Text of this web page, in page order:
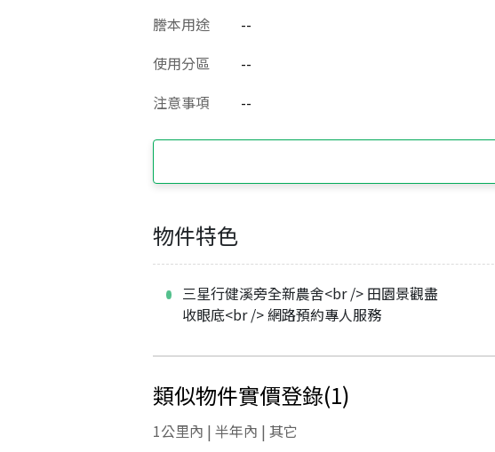
謄本用途
--
使用分區
--
注意事項
--
物件特色
三星行健溪旁全新農舍<br /> 田園景觀盡
收眼底<br /> 網路預約專人服務
類似物件實價登錄(1)
1公里內 | 半年內 | 其它